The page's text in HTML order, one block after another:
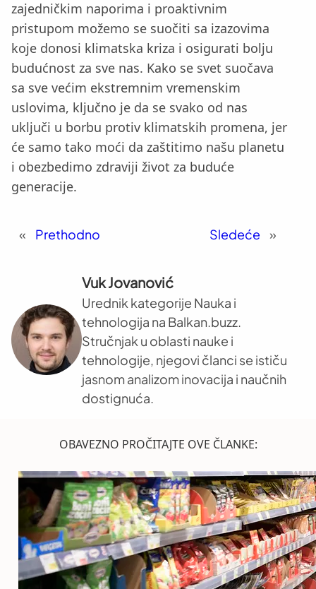
zajedničkim naporima i proaktivnim
pristupom možemo se suočiti sa izazovima
koje donosi klimatska kriza i osigurati bolju
budućnost za sve nas. Kako se svet suočava
sa sve većim ekstremnim vremenskim
uslovima, ključno je da se svako od nas
uključi u borbu protiv klimatskih promena, jer
će samo tako moći da zaštitimo našu planetu
i obezbedimo zdraviji život za buduće
generacije.
« Prethodno Sledeće »
Vuk Jovanović
Urednik kategorije Nauka i
tehnologija na Balkan.buzz.
Stručnjak u oblasti nauke i
tehnologije, njegovi članci se ističu
jasnom analizom inovacija i naučnih
dostignuća.
OBAVEZNO PROČITAJTE OVE ČLANKE: